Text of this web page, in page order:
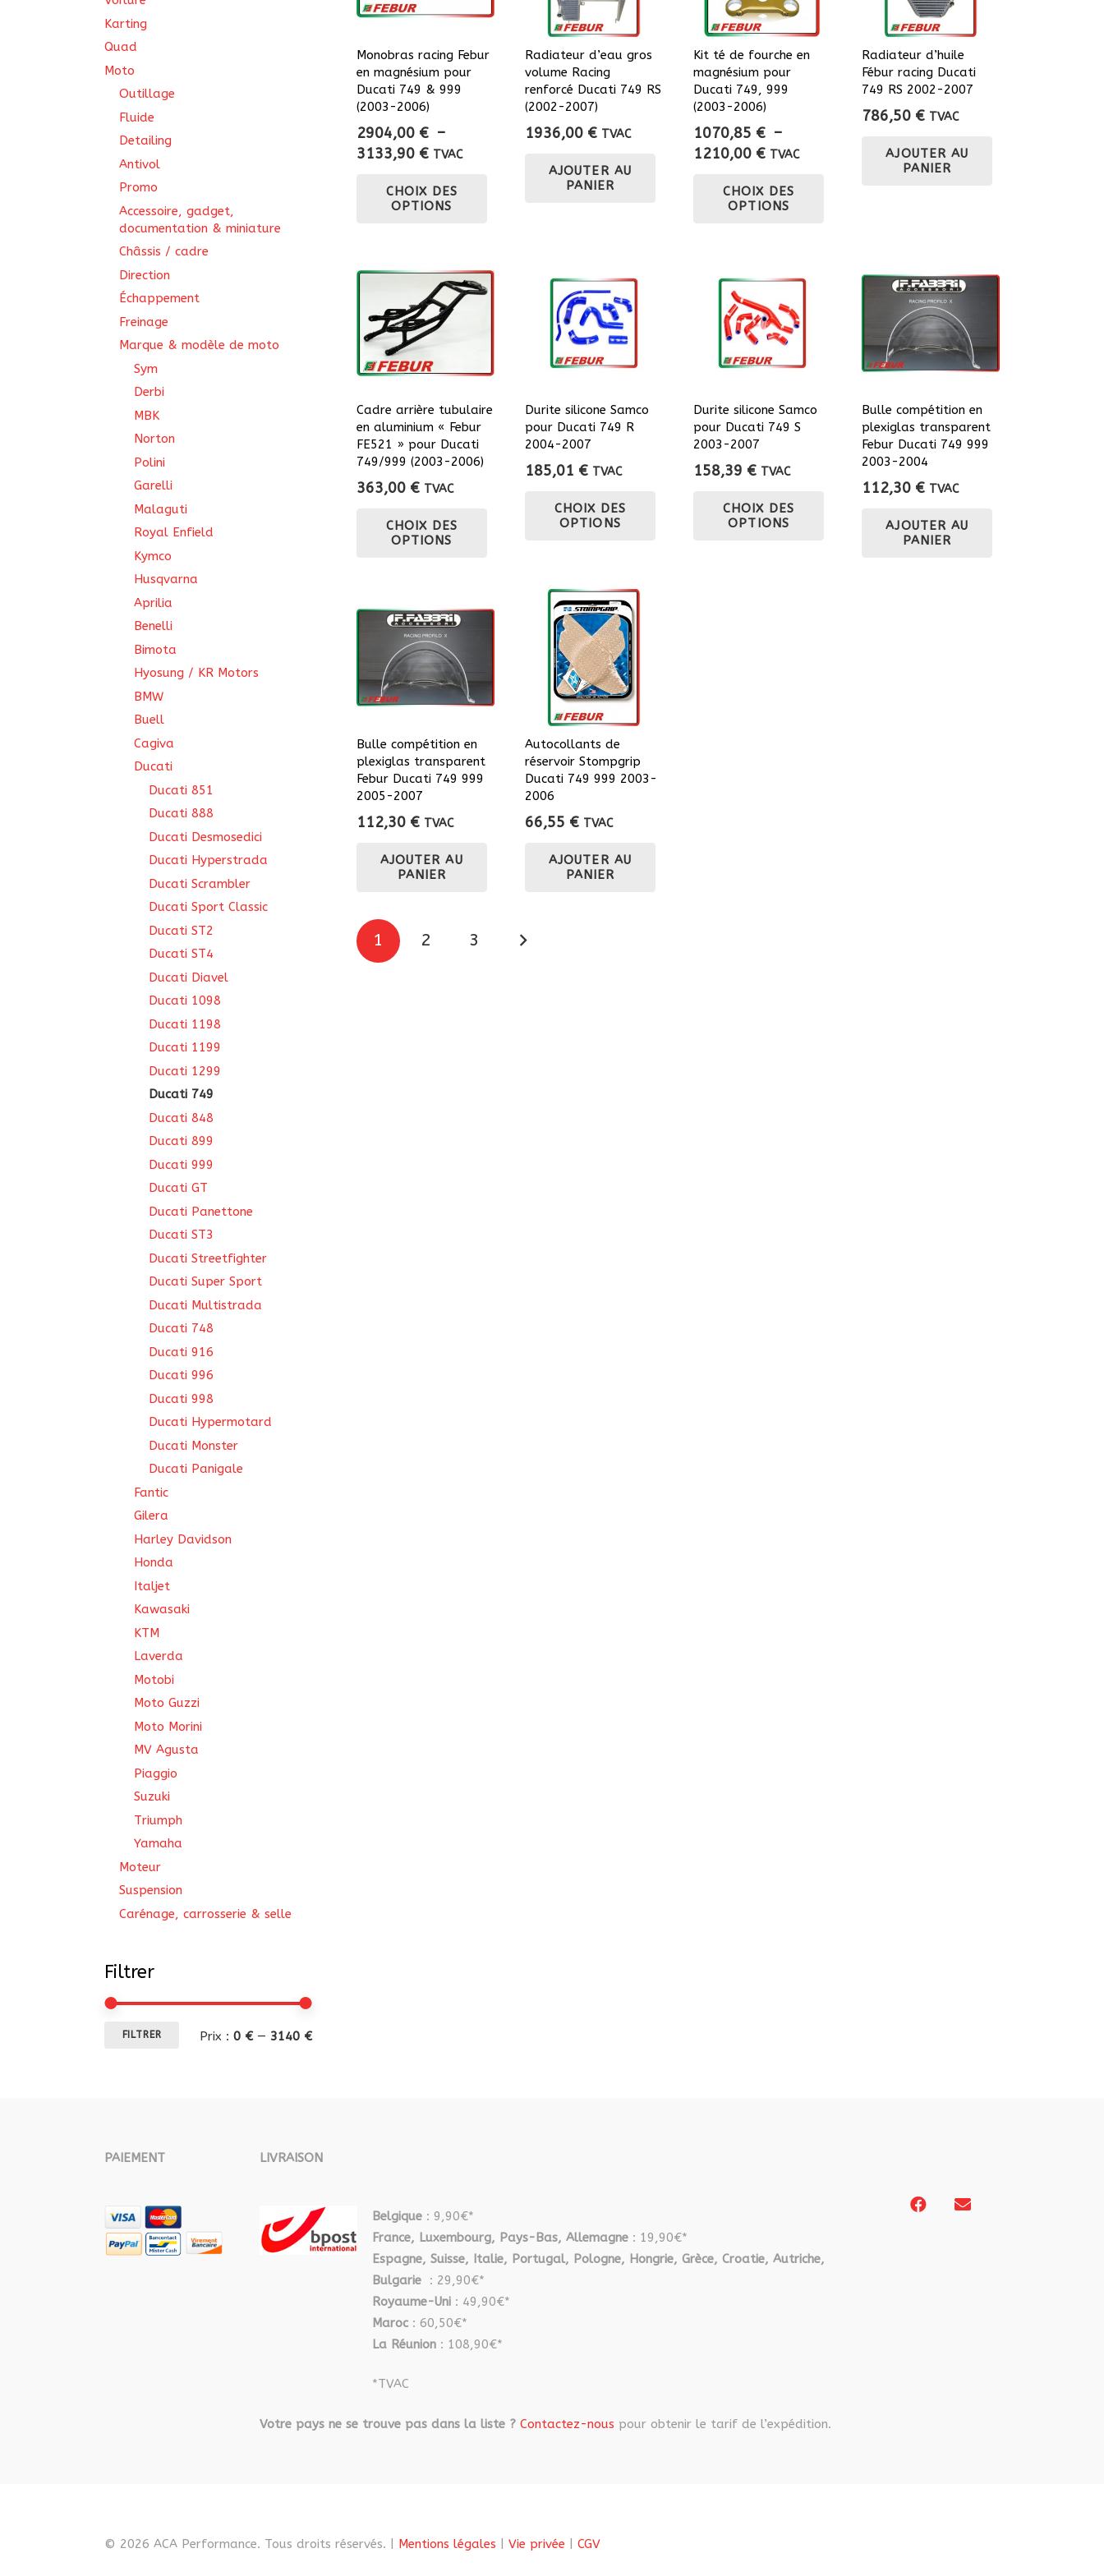
Monobras racing Febur
en magnésium pour
Ducati 749 & 999
(2003-2006)
2904,00 € –
3133,90 €Plage
prix :
2904,00 €
TVAC
CHOIX DES
OPTIONS
produit
Radiateur d’eau gros
volume Racing
renforcé Ducati 749 RS
(2002-2007)
1936,00 € TVAC
AJOUTER AU
PANIER
Kit té de fourche en
magnésium pour
Ducati 749, 999
(2003-2006)
1070,85 € –
1210,00 €Plage
prix :
1070,85 €
TVAC
CHOIX DES
OPTIONS
choisies
Radiateur d’huile
Fébur racing Ducati
749 RS 2002-2007
786,50 € TVAC
AJOUTER AU
PANIER
Cadre arrière tubulaire
en aluminium « Febur
FE521 » pour Ducati
749/999 (2003-2006)
363,00 € TVAC
CHOIX DES
OPTIONS
variations.
Les
choisies
Durite silicone Samco
pour Ducati 749 R
2004-2007
185,01 € TVAC
CHOIX DES
OPTIONS
Durite silicone Samco
pour Ducati 749 S
2003-2007
158,39 € TVAC
CHOIX DES
OPTIONS
Bulle compétition en
plexiglas transparent
Febur Ducati 749 999
2003-2004
112,30 € TVAC
AJOUTER AU
PANIER
Bulle compétition en
plexiglas transparent
Febur Ducati 749 999
2005-2007
112,30 € TVAC
AJOUTER AU
PANIER
Autocollants de
réservoir Stompgrip
Ducati 749 999 2003-
2006
66,55 € TVAC
AJOUTER AU
PANIER
Pagination
1 2 3
Karting
Quad
Moto
Outillage
Fluide
Detailing
Antivol
Promo
Accessoire, gadget,
documentation & miniature
Châssis / cadre
Direction
Échappement
Freinage
Marque & modèle de moto
Sym
Derbi
MBK
Norton
Polini
Garelli
Malaguti
Royal Enfield
Kymco
Husqvarna
Aprilia
Benelli
Bimota
Hyosung / KR Motors
BMW
Buell
Cagiva
Ducati
Ducati 851
Ducati 888
Ducati Desmosedici
Ducati Hyperstrada
Ducati Scrambler
Ducati Sport Classic
Ducati ST2
Ducati ST4
Ducati Diavel
Ducati 1098
Ducati 1198
Ducati 1199
Ducati 1299
Ducati 749
Ducati 848
Ducati 899
Ducati 999
Ducati GT
Ducati Panettone
Ducati ST3
Ducati Streetfighter
Ducati Super Sport
Ducati Multistrada
Ducati 748
Ducati 916
Ducati 996
Ducati 998
Ducati Hypermotard
Ducati Monster
Ducati Panigale
Fantic
Gilera
Harley Davidson
Honda
Italjet
Kawasaki
KTM
Laverda
Motobi
Moto Guzzi
Moto Morini
MV Agusta
Piaggio
Suzuki
Triumph
Yamaha
Moteur
Suspension
Carénage, carrosserie & selle
Filtrer
Prix
Prix
FILTRER Prix : 0 €— 3140 €
PAIEMENT LIVRAISON
Belgique : 9,90€*
France, Luxembourg, Pays-Bas, Allemagne : 19,90€*
Espagne, Suisse, Italie, Portugal, Pologne, Hongrie, Grèce, Croatie, Autriche,
Bulgarie
: 29,90€*
Royaume-Uni : 49,90€*
Maroc : 60,50€*
La Réunion : 108,90€*
*TVAC
Votre pays ne se trouve pas dans la liste ? Contactez-nous pour obtenir le tarif de l’expédition.
© 2026 ACA Performance. Tous droits réservés. | Mentions légales Vie privée CGV